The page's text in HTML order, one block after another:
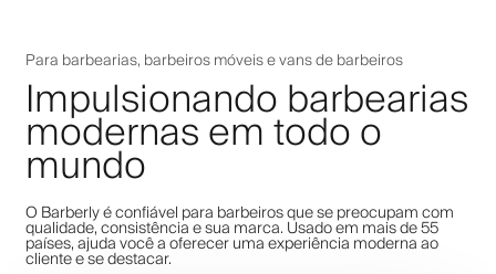
Para barbearias, barbeiros móveis e vans de barbeiros
Impulsionando barbearias
modernas em todo o
mundo
O Barberly é confiável para barbeiros que se preocupam com
qualidade, consistência e sua marca. Usado em mais de 55
países, ajuda você a oferecer uma experiência moderna ao
cliente e se destacar.